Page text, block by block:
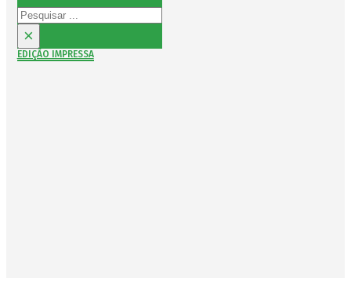
Pesquisar
×
EDIÇÃO IMPRESSA